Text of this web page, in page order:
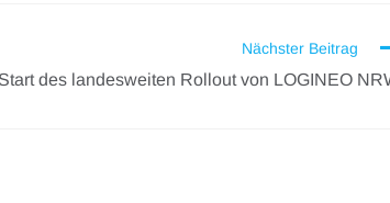
Nächster Beitrag
Start des landesweiten Rollout von LOGINEO